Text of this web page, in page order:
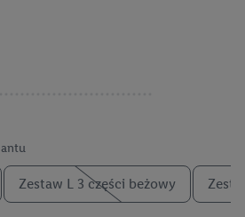
Zestaw L 3 części beżowy